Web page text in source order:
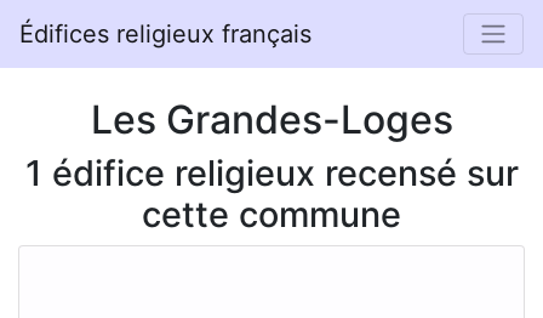
Édifices religieux français
Les Grandes-Loges
1 édifice religieux recensé sur
cette commune